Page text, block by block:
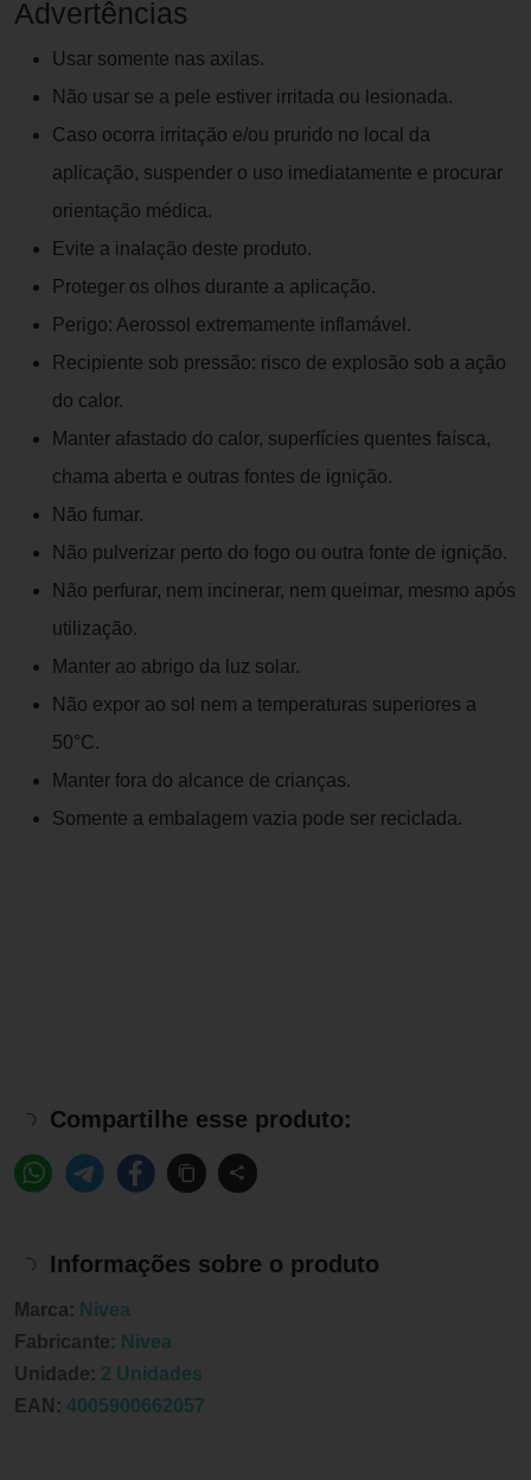
Advertências
Usar somente nas axilas.
Não usar se a pele estiver irritada ou lesionada.
Caso ocorra irritação e/ou prurido no local da
aplicação, suspender o uso imediatamente e procurar
orientação médica.
Evite a inalação deste produto.
Proteger os olhos durante a aplicação.
Perigo: Aerossol extremamente inflamável.
Recipiente sob pressão: risco de explosão sob a ação
do calor.
Manter afastado do calor, superfícies quentes faísca,
chama aberta e outras fontes de ignição.
Não fumar.
Não pulverizar perto do fogo ou outra fonte de ignição.
Não perfurar, nem incinerar, nem queimar, mesmo após
utilização.
Manter ao abrigo da luz solar.
Não expor ao sol nem a temperaturas superiores a
50°C.
Manter fora do alcance de crianças.
Somente a embalagem vazia pode ser reciclada.
Compartilhe esse produto:
Informações sobre o produto
Marca: Nivea
Fabricante: Nivea
Unidade: 2 Unidades
EAN: 4005900662057